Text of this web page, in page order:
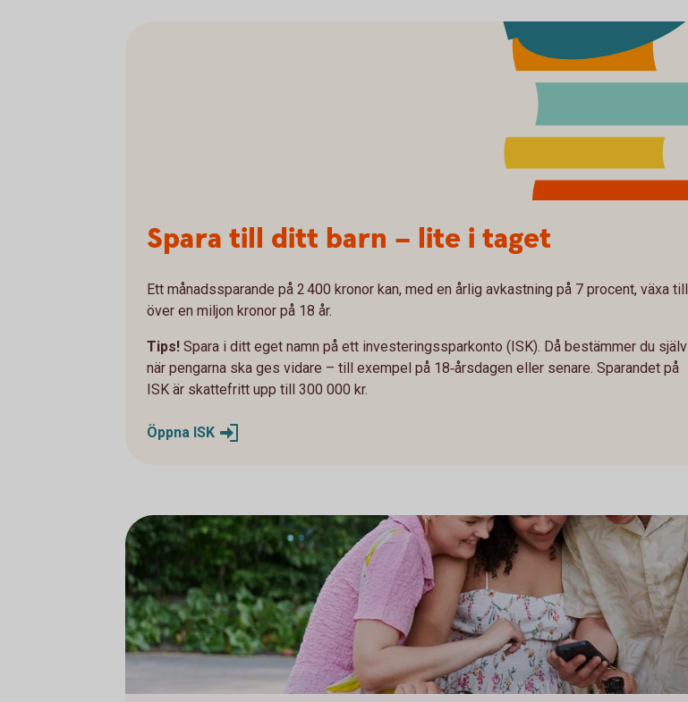
Spara till ditt barn – lite i taget
Ett månadssparande på 2 400 kronor kan, med en årlig avkastning på 7 procent, växa till
över en miljon kronor på 18 år.
Tips! Spara i ditt eget namn på ett investeringssparkonto (ISK). Då bestämmer du själv
när pengarna ska ges vidare – till exempel på 18‑årsdagen eller senare. Sparandet på
ISK är skattefritt upp till 300 000 kr.
Öppna ISK